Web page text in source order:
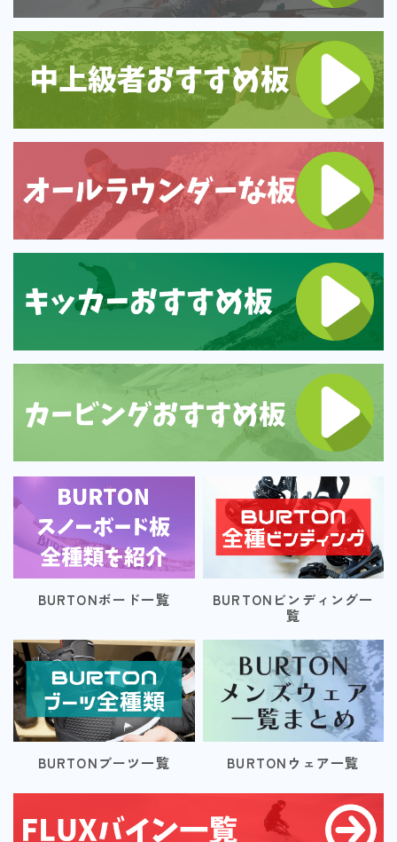
NITRO
NORTHWAVE
RIDE
anon.
DICE
DRAGON
ELECTRIC
himassmania
OAKLEY
AIRBLASTER
AA HARDWEAR
ANTHEM
BURTON
estivo
OAKLEY
QUICKSILVER
ROXY
BURTONボード一覧
BURTONビンディング一
覧
BURTONブーツ一覧 BURTONウェア一覧